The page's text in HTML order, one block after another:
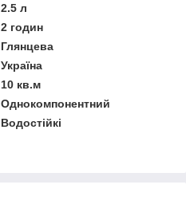
2.5 л
2 годин
Глянцева
Україна
10 кв.м
Однокомпонентний
Водостійкі